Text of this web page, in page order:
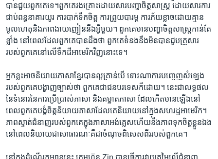
បាន​ជួយ​ពួកគេ​ទេ។ពួកគេ​រងគ្រោះ​ដោយសារ​បញ្ហា​ចិត្តសាស្ត្រ ដោយសារ​ការ​
ជាប់​ពន្ធនាគារ​យូរ ការ​បាក់​ទឹកចិត្ត ការ​ព្រួយ​បារម្ភ ការ​ភ័យខ្លាច​ដោយ​គ្មាន​
មូល​ហេតុនិង​ភាពងាយ​ញៀន​នឹង​អ្វី​មួយ។ ពួកគេ​មាន​បញ្ហា​ចិត្ត​សាស្ត្រ​កាន់​តែ​
ខ្លាំង​ នៅ​ពេល​ដែល​ពួកគេ​បាន​ដឹង​ថា ពួកគេ​ទំនង​នឹង​មិន​បាន​ជួប​គ្រួសារ​
របស់​ពួកគេ​នៅ​លើ​ទឹកដី​អាមេរិក​វិញ​នោះ​ទេ។ ​
អ្នក​ខ្លះ​អាច​និយាយ​ភាសា​ខ្មែរ​បាន​ល្អ​គ្រាន់​បើ ទោះ​ណា​ការ​បញ្ចេញ​សំឡេង​
របស់​ពួកគេ​បង្ហាញ​ច្បាស់​ថា ពួកគេ​ជា​ជនបរទេស​ក៏​ដោយ។ នេះ​ជា​លទ្ធផល​
នៃ​ទំនោរ​នៃ​ការ​ប្រើប្រាស់​ភាសា​ និង​គម្លាត​ភាសា ដែល​កើត​មាន​ឡើង​នៅ​
ពេល​ពួកគេ​បង្ខំ​ចិត្ត​និយាយ​ភាសា​ដែល​គេ​និយាយ​នៅ​ក្នុង​សហរដ្ឋអាមេរិក។
ភាព​ស្ទាត់ជំនាញ​របស់​ពួកគេ​ក្នុង​ភាសា​អង់គ្លេស​ហើយនឹងភាព​ទុក​ចិត្ត​ខ្លួន​ឯង​
នៅ​ពេល​និយាយ​ជា​សាធារណៈគឺ​ជា​ចំណុច​ពិសេសពីរ​របស់​ពួកគេ។
នៅ​ក្នុង​ដំណើរ​កម្សាន្ត​នេះ ក្រុមហ៊ុន Zin បាន​ធ្វើ​ការ​វាយតម្លៃ​លើ​ជំនាញ​